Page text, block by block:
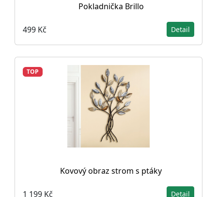
Pokladnička Brillo
499 Kč Detail
TOP
Kovový obraz strom s ptáky
1 199 Kč Detail